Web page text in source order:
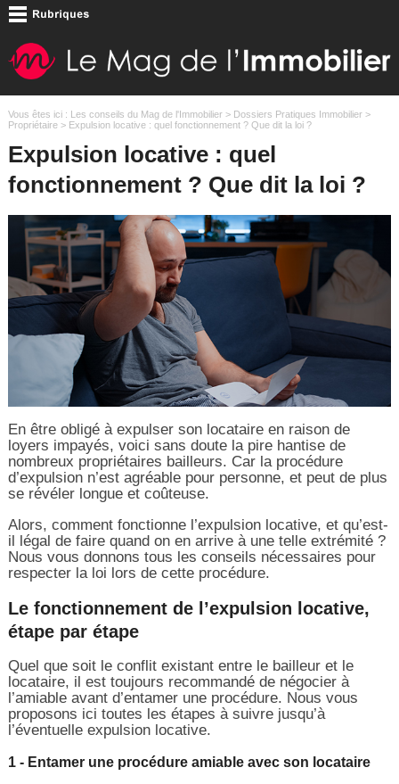
Vous êtes ici : Les conseils du Mag de l'Immobilier> Dossiers Pratiques Immobilier>
Propriétaire> Expulsion locative : quel fonctionnement ? Que dit la loi ?
Expulsion locative : quel
fonctionnement ? Que dit la loi ?
En être obligé à expulser son locataire en raison de
loyers impayés, voici sans doute la pire hantise de
nombreux propriétaires bailleurs. Car la procédure
d’expulsion n’est agréable pour personne, et peut de plus
se révéler longue et coûteuse.
Alors, comment fonctionne l’expulsion locative, et qu’est-
il légal de faire quand on en arrive à une telle extrémité ?
Nous vous donnons tous les conseils nécessaires pour
respecter la loi lors de cette procédure.
Le fonctionnement de l’expulsion locative,
étape par étape
Quel que soit le conflit existant entre le bailleur et le
locataire, il est toujours recommandé de négocier à
l’amiable avant d’entamer une procédure. Nous vous
proposons ici toutes les étapes à suivre jusqu’à
l’éventuelle expulsion locative.
1 - Entamer une procédure amiable avec son locataire